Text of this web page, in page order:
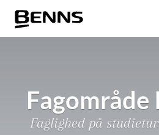
Faglighed på
Vis resultater for: Alle
Firma- og temarejser